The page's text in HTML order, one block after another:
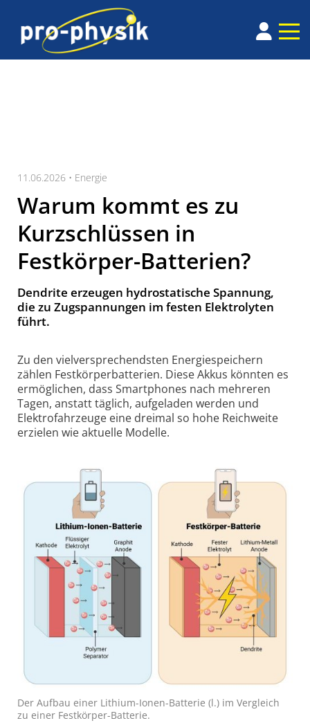
11.06.2026 • Energie
Warum kommt es zu
Kurzschlüssen in
Festkörper-Batterien?
Den­dri­te er­zeu­gen hydro­sta­ti­sche Span­nung,
die zu Zug­span­nung­en im fes­ten Elek­tro­ly­ten
führt.
Zu den vielversprechendsten Energiespeichern
zählen Festkörperbatterien. Diese Akkus könnten es
ermöglichen, dass Smartphones nach mehreren
Tagen, anstatt täglich, aufgeladen werden und
Elektrofahrzeuge eine dreimal so hohe Reichweite
erzielen wie aktuelle Modelle.
Der Aufbau einer Lithium-Ionen-Batterie (l.) im Vergleich
zu einer Festkörper-Batterie.